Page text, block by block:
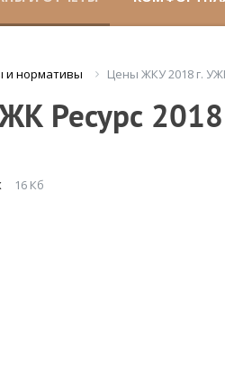
и нормативы Цены ЖКУ 2018 г.
Ресурс 2018
16 Кб